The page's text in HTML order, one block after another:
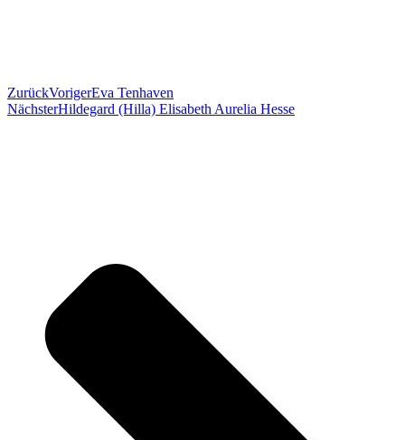
ZurückVorigerEva Tenhaven
NächsterHildegard (Hilla) Elisabeth Aurelia Hesse